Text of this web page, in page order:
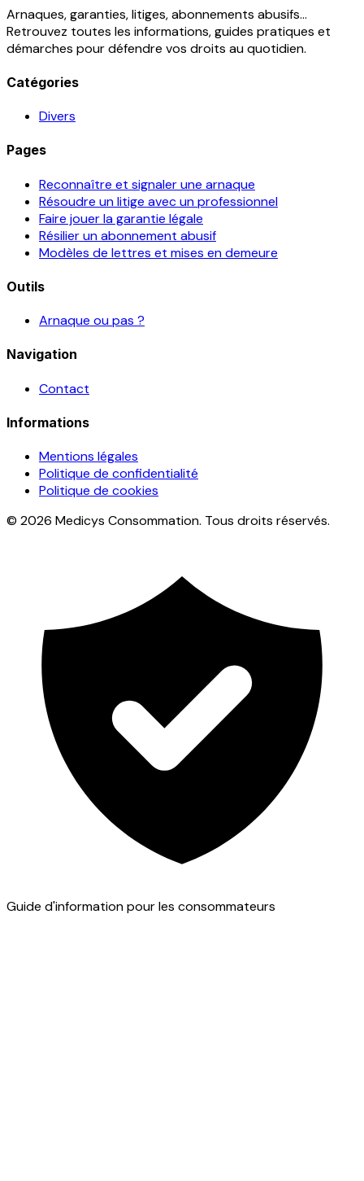
Arnaques, garanties, litiges, abonnements abusifs...
Retrouvez toutes les informations, guides pratiques et
démarches pour défendre vos droits au quotidien.
Catégories
Divers
Pages
Reconnaître et signaler une arnaque
Résoudre un litige avec un professionnel
Faire jouer la garantie légale
Résilier un abonnement abusif
Modèles de lettres et mises en demeure
Outils
Arnaque ou pas ?
Navigation
Contact
Informations
Mentions légales
Politique de confidentialité
Politique de cookies
© 2026 Medicys Consommation. Tous droits réservés.
Guide d'information pour les consommateurs